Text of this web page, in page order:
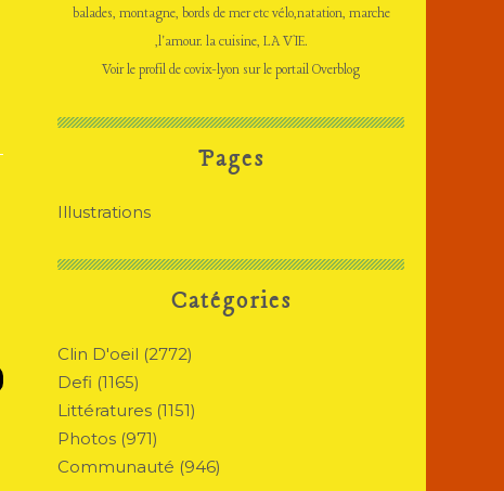
Catégories
Clin D'oeil (2772)
Defi (1165)
Littératures (1151)
Photos (971)
Communauté (946)
Pages
Illustrations
balades, montagne, bords de mer etc vélo,natation, marche
,l'amour. la cuisine, LA VIE.
Voir le profil decovix-lyon sur le portail Overblog